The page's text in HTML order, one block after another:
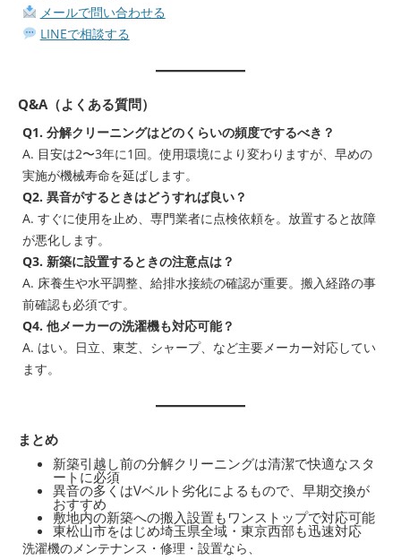
メールで問い合わせる
LINEで相談する
Q&A（よくある質問）
Q1. 分解クリーニングはどのくらいの頻度でするべき？
A. 目安は2〜3年に1回。使用環境により変わりますが、早めの
実施が機械寿命を延ばします。
Q2. 異音がするときはどうすれば良い？
A. すぐに使用を止め、専門業者に点検依頼を。放置すると故障
が悪化します。
Q3. 新築に設置するときの注意点は？
A. 床養生や水平調整、給排水接続の確認が重要。搬入経路の事
前確認も必須です。
Q4. 他メーカーの洗濯機も対応可能？
A. はい。日立、東芝、シャープ、など主要メーカー対応してい
ます。
まとめ
新築引越し前の分解クリーニングは清潔で快適なスタ
ートに必須
異音の多くはVベルト劣化によるもので、早期交換が
おすすめ
敷地内の新築への搬入設置もワンストップで対応可能
東松山市をはじめ埼玉県全域・東京西部も迅速対応
洗濯機のメンテナンス・修理・設置なら、